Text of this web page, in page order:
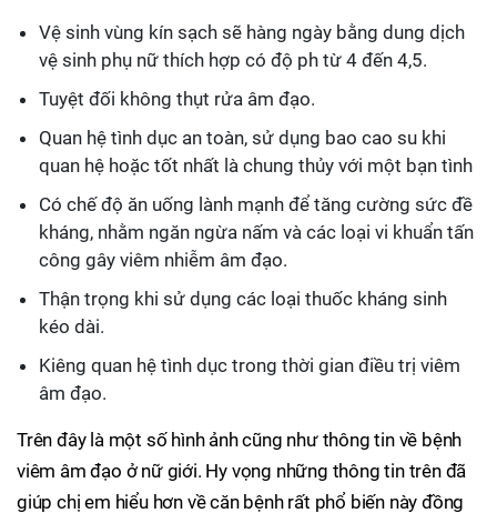
Vệ sinh vùng kín sạch sẽ hàng ngày bằng dung dịch
vệ sinh phụ nữ thích hợp có độ ph từ 4 đến 4,5.
Tuyệt đối không thụt rửa âm đạo.
Quan hệ tình dục an toàn, sử dụng bao cao su khi
quan hệ hoặc tốt nhất là chung thủy với một bạn tình
Có chế độ ăn uống lành mạnh để tăng cường sức đề
kháng, nhằm ngăn ngừa nấm và các loại vi khuẩn tấn
công gây viêm nhiễm âm đạo.
Thận trọng khi sử dụng các loại thuốc kháng sinh
kéo dài.
Kiêng quan hệ tình dục trong thời gian điều trị viêm
âm đạo.
Trên đây là một số hình ảnh cũng như thông tin về bệnh
viêm âm đạo ở nữ giới. Hy vọng những thông tin trên đã
giúp chị em hiểu hơn về căn bệnh rất phổ biến này đồng